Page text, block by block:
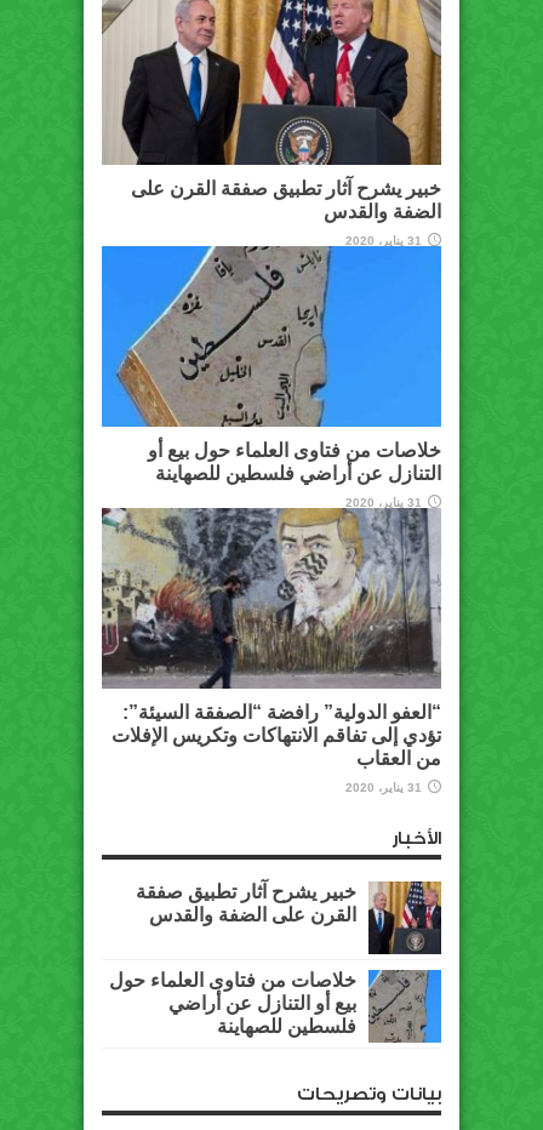
خبير يشرح آثار تطبيق صفقة القرن على
الضفة والقدس
31 يناير، 2020
خلاصات من فتاوى العلماء حول بيع أو
التنازل عن أراضي فلسطين للصهاينة
31 يناير، 2020
“العفو الدولية” رافضة “الصفقة السيئة”:
تؤدي إلى تفاقم الانتهاكات وتكريس الإفلات
من العقاب
31 يناير، 2020
الأخبار
خبير يشرح آثار تطبيق صفقة
القرن على الضفة والقدس
خلاصات من فتاوى العلماء حول
بيع أو التنازل عن أراضي
فلسطين للصهاينة
بيانات وتصريحات